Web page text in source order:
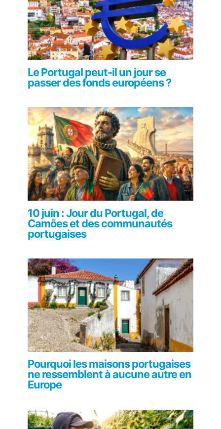
Le Portugal peut-il un jour se
passer des fonds européens ?
10 juin : Jour du Portugal, de
Camões et des communautés
portugaises
Pourquoi les maisons portugaises
ne ressemblent à aucune autre en
Europe